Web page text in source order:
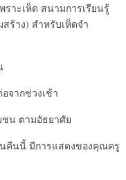
ราะเห็ด สนามการเรียนรู้
ร้าง) สำหรับเห็ดจำ
จากช่วงเช้า
ชน ตามอัธยาศัย
คืนนี้ มีการแสดงของคุณครู